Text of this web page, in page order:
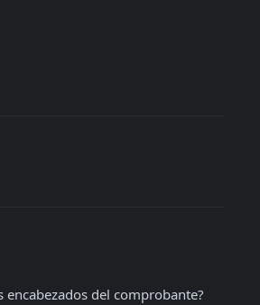
del comprobante?